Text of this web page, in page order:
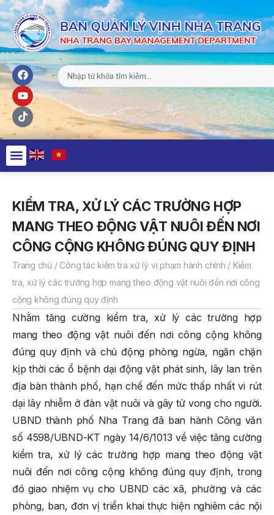
KIỂM TRA, XỬ LÝ CÁC TRƯỜNG HỢP
MANG THEO ĐỘNG VẬT NUÔI ĐẾN NƠI
CÔNG CỘNG KHÔNG ĐÚNG QUY ĐỊNH
Trang chủ / Công tác kiểm tra xử lý vi phạm hành chính / Kiểm
tra, xử lý các trường hợp mang theo động vật nuôi đến nơi công
cộng không đúng quy định
Nhằm tăng cường kiểm tra, xử lý các trường hợp
mang theo động vật nuôi đến nơi công cộng không
đúng quy định và chủ động phòng ngừa, ngăn chặn
kịp thời các ổ bệnh dại động vật phát sinh, lây lan trên
địa bàn thành phố, hạn chế đến mức thấp nhất vi rút
dại lây nhiễm ở đàn vật nuôi và gây tử vong cho người.
UBND thành phố Nha Trang đã ban hành Công văn
số 4598/UBND-KT ngày 14/6/1013 về việc tăng cường
kiểm tra, xử lý các trường hợp mang theo động vật
nuôi đến nơi công cộng không đúng quy định, trong
đó giao nhiệm vụ cho UBND các xã, phường và các
phòng, ban, đơn vị triển khai thực hiện nghiêm các nội